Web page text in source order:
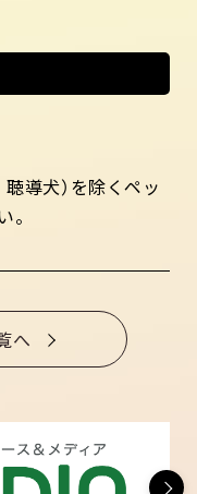
導犬）を除くペッ
。
へ